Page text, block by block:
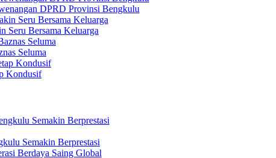
DPRD Provinsi Bengkulu
Seru Bersama Keluarga
Seluma
Kondusif
Semakin Berprestasi